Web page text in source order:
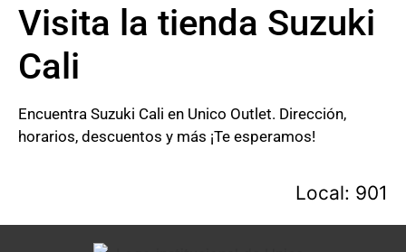
Visita la tienda Suzuki
Cali
Encuentra Suzuki Cali en Unico Outlet. Dirección,
horarios, descuentos y más ¡Te esperamos!
Local: 901